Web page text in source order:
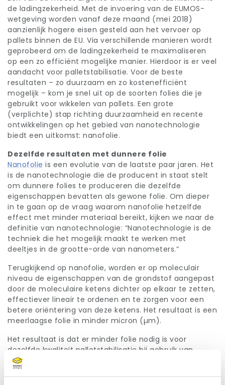
de ladingzekerheid. Met de invoering van de EUMOS-
wetgeving worden vanaf deze maand (mei 2018)
aanzienlijk hogere eisen gesteld aan het vervoer op
pallets binnen de EU. Via verschillende manieren wordt
geprobeerd om de ladingzekerheid te maximaliseren
op een zo efficiënt mogelijke manier. Hierdoor is er veel
aandacht voor palletstabilisatie. Voor de beste
resultaten – zo duurzaam en zo kostenefficiënt
mogelijk – kom je snel uit op de soorten folies die je
gebruikt voor wikkelen van pallets. Een grote
(verplichte) stap richting duurzaamheid en recente
ontwikkelingen op het gebied van nanotechnologie
biedt een uitkomst: nanofolie.
Dezelfde resultaten met dunnere folie
Nanofolie is een evolutie van de laatste paar jaren. Het
is de nanotechnologie die de producent in staat stelt
om dunnere folies te produceren die dezelfde
eigenschappen bevatten als gewone folie. Om dieper
in te gaan op de vraag waarom nanofolie hetzelfde
effect met minder materiaal bereikt, kijken we naar de
definitie van nanotechnologie: “Nanotechnologie is de
techniek die het mogelijk maakt te werken met
deeltjes in de grootte-orde van nanometers.”
Terugkijkend op nanofolie, worden er op moleculair
niveau de eigenschappen van de grondstof aangepast
door de moleculaire ketens dichter op elkaar te zetten,
effectiever lineair te ordenen en te zorgen voor een
betere oriëntering van deze ketens. Het resultaat is een
meerlaagse folie in minder micron (µm).
Het resultaat is dat er minder folie nodig is voor
dezelfde kwaliteit palletstabilisatie bij gebruik van
reguliere wikkelfolie. Er zijn minder rollen nodig, minder
rolwissels en is er fors minder folieverbruik per pallet. In